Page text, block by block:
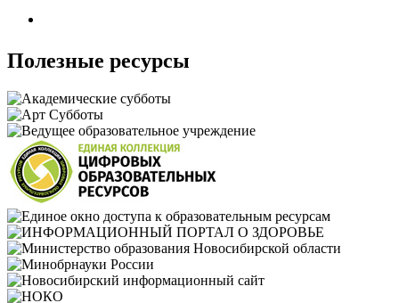
Полезные ресурсы